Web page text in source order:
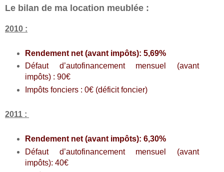
Le bilan de ma location meublée :
2010 :
Rendement net (avant impôts): 5,69%
Défaut d’autofinancement mensuel (avant
impôts) : 90€
Impôts fonciers : 0€ (déficit foncier)
2011 :
Rendement net (avant impôts): 6,30%
Défaut d’autofinancement mensuel (avant
impôts): 40€